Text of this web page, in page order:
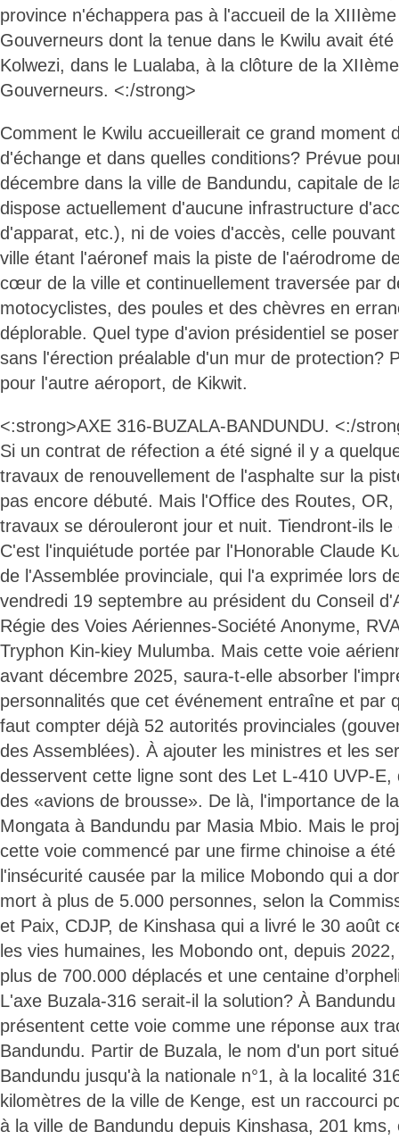
province n'échappera pas à l'accueil de la
Gouverneurs dont la tenue dans le Kwilu avait
Kolwezi, dans le Lualaba, à la clôture de la
Gouverneurs. <:/strong>
Comment le Kwilu accueillerait ce grand moment
d'échange et dans quelles conditions? Prévue
décembre dans la ville de Bandundu, capitale de
dispose actuellement d'aucune infrastructure
d'apparat, etc.), ni de voies d'accès, celle
ville étant l'aéronef mais la piste de l'aérodrome
cœur de la ville et continuellement traversée par
motocyclistes, des poules et des chèvres en
déplorable. Quel type d'avion présidentiel se
sans l'érection préalable d'un mur de protection?
pour l'autre aéroport, de Kikwit.
<:strong>AXE 316-BUZALA-BANDUNDU. <:/
Si un contrat de réfection a été signé il y a
travaux de renouvellement de l'asphalte sur la
pas encore débuté. Mais l'Office des Routes,
travaux se dérouleront jour et nuit. Tiendront-ils le
C'est l'inquiétude portée par l'Honorable Claude
de l'Assemblée provinciale, qui l'a exprimée lors
vendredi 19 septembre au président du Conseil
Régie des Voies Aériennes-Société Anonyme,
Tryphon Kin-kiey Mulumba. Mais cette voie
avant décembre 2025, saura-t-elle absorber
personnalités que cet événement entraîne et par
faut compter déjà 52 autorités provinciales
des Assemblées). À ajouter les ministres et les
desservent cette ligne sont des Let L-410 UVP-
des «avions de brousse». De là, l'importance de
Mongata à Bandundu par Masia Mbio. Mais le
cette voie commencé par une firme chinoise a
l'insécurité causée par la milice Mobondo qui a
mort à plus de 5.000 personnes, selon la
et Paix, CDJP, de Kinshasa qui a livré le 30 août
les vies humaines, les Mobondo ont, depuis
plus de 700.000 déplacés et une centaine
L'axe Buzala-316 serait-il la solution? À
présentent cette voie comme une réponse aux
Bandundu. Partir de Buzala, le nom d'un port
Bandundu jusqu'à la nationale n°1, à la localité
kilomètres de la ville de Kenge, est un raccourci
à la ville de Bandundu depuis Kinshasa, 201